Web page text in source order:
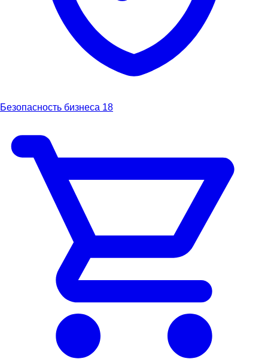
Безопасность бизнеса 18